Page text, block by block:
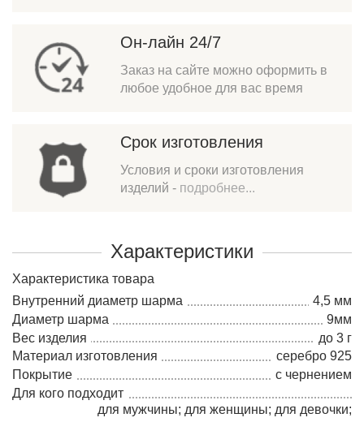
Он-лайн 24/7
Заказ на сайте можно оформить в
любое удобное для вас время
Срок изготовления
Условия и сроки изготовления
изделий - подробнее...
Характеристики
Характеристика товара
Внутренний диаметр шарма
4,5 мм
Диаметр шарма
9мм
Вес изделия
до 3 г
Материал изготовления
серебро 925
Покрытие
с чернением
Для кого подходит
для мужчины; для женщины; для девочки;